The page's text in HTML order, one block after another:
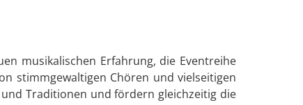
musikalischen Erfahrung, die Eventreihe
stimmgewaltigen Chören und vielseitigen
Traditionen und fördern gleichzeitig die